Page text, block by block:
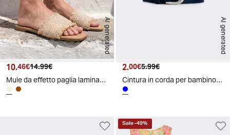
AI generated
Prezzo attuale
10.46€ Prezzo originale
14.99€
Mule da effetto paglia laminata - Beige
AI generated
Prezzo attuale
2.00€ Prezzo originale
5.99€
Cintura in corda per bambino - Blu
Sale-49%